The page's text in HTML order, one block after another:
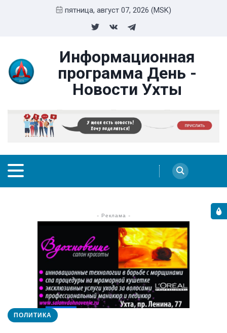
пятница, август 07, 2026 (MSK)
Информационная
программа День -
Новости Ухты
- Реклама -
ПОЛИТИКА